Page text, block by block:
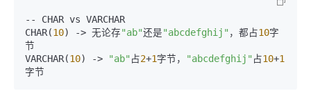
-- CHAR vs VARCHAR
CHAR(10) -> 无论存"ab"还是"abcdefghij" ，都占10字
节
VARCHAR(10) -> "ab" 占2+1字节， "abcdefghij" 占10+1